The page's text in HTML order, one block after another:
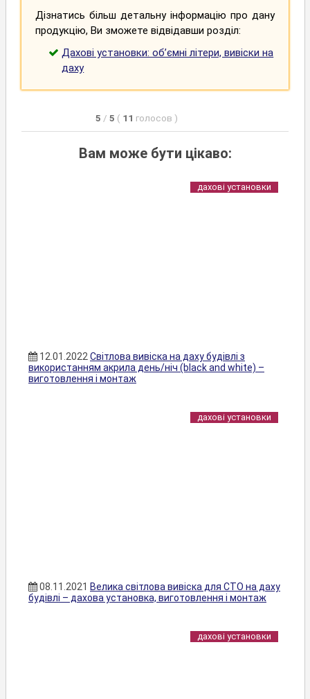
Дізнатись більш детальну інформацію про дану
продукцію, Ви зможете відвідавши розділ:
Дахові установки: об’ємні літери, вивіски на
даху
5 / 5 ( 11 голосов )
Вам може бути цікаво:
дахові установки
12.01.2022Світлова вивіска на даху будівлі з
використанням акрила день/ніч (black and white) –
виготовлення і монтаж
дахові установки
08.11.2021 Велика світлова вивіска для СТО на даху
будівлі – дахова установка, виготовлення і монтаж
дахові установки